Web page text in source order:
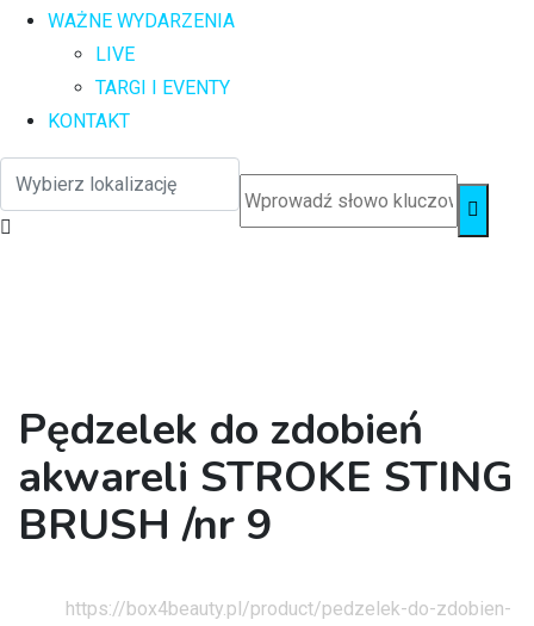
WAŻNE WYDARZENIA
LIVE
TARGI I EVENTY
KONTAKT
Pędzelek do zdobień
akwareli STROKE STING
BRUSH /nr 9
https://box4beauty.pl/product/pedzelek-do-zdobien-